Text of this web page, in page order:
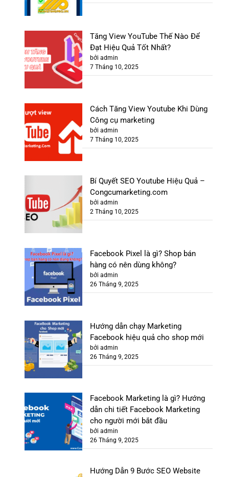
Tăng View YouTube Thế Nào Để
Đạt Hiệu Quả Tốt Nhất?
bởi admin
7 Tháng 10, 2025
Cách Tăng View Youtube Khi Dùng
Công cụ marketing
bởi admin
7 Tháng 10, 2025
Bí Quyết SEO Youtube Hiệu Quả –
Congcumarketing.com
bởi admin
2 Tháng 10, 2025
Facebook Pixel là gì? Shop bán
hàng có nên dùng không?
bởi admin
26 Tháng 9, 2025
Hướng dẫn chạy Marketing
Facebook hiệu quả cho shop mới
bởi admin
26 Tháng 9, 2025
Facebook Marketing là gì? Hướng
dẫn chi tiết Facebook Marketing
cho người mới bắt đầu
bởi admin
26 Tháng 9, 2025
Hướng Dẫn 9 Bước SEO Website